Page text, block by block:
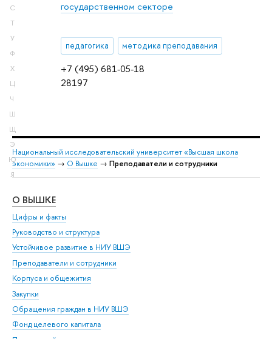
С
Т
У
Ф
Х
Ц
Ч
Ш
Щ
Э
Ю
Я
+7 (495) 681-05-18
28197
государственном секторе
педагогика методика преподавания
Национальный исследовательский университет «Высшая школа
экономики» → О Вышке → Преподаватели и сотрудники
О ВЫШКЕ
Цифры и факты
Руководство и структура
Устойчивое развитие в НИУ ВШЭ
Преподаватели и сотрудники
Корпуса и общежития
Закупки
Обращения граждан в НИУ ВШЭ
Фонд целевого капитала